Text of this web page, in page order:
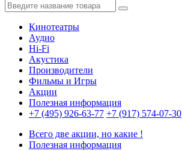
Кинотеатры
Аудио
Hi-Fi
Акустика
Производители
Фильмы и Игры
Акции
Полезная информация
+7 (495) 926-63-77 +7 (917) 574-07-30
Всего две акции, но какие !
Полезная информация